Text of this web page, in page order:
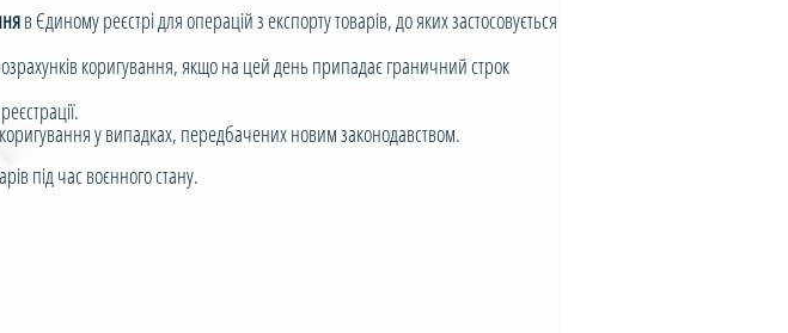
в Єдиному реєстрі для операцій з експорту товарів, до яких застосовується
коригування, якщо на цей день припадає граничний строк
у випадках, передбачених новим законодавством.
під час воєнного стану.